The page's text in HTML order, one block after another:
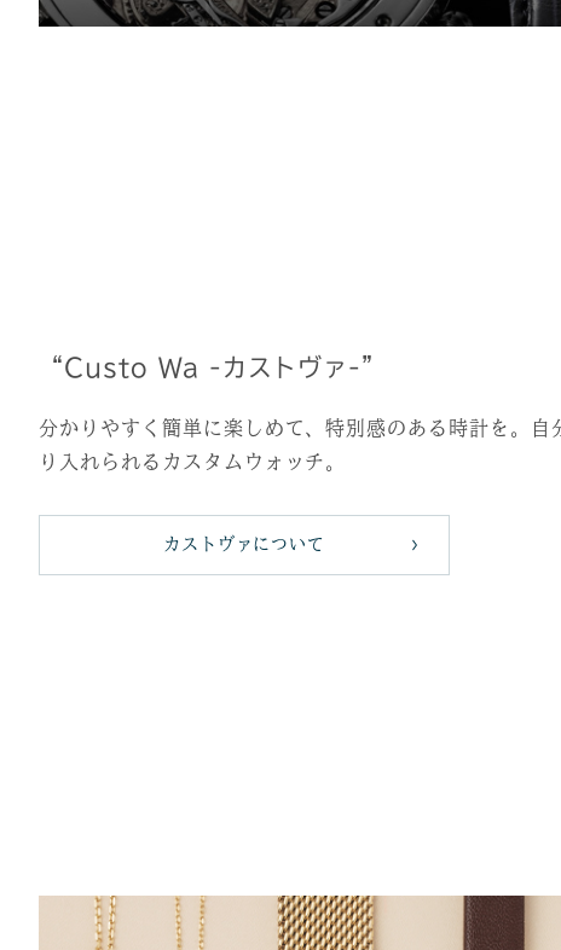
“Custo Wa -カストヴァ-”
分かりやすく簡単に楽しめて、特別感のある時計を。自
り入れられるカスタムウォッチ。
カストヴァについて